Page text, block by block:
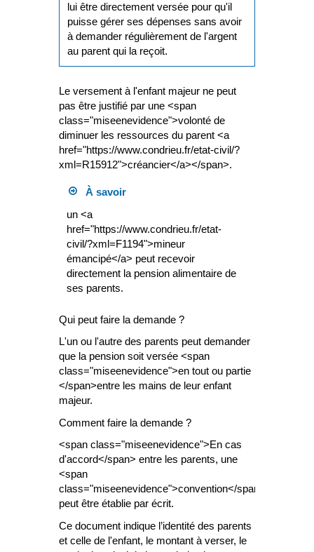
lui être directement versée pour qu'il
puisse gérer ses dépenses sans avoir
à demander régulièrement de l'argent
au parent qui la reçoit.
Le versement à l'enfant majeur ne peut
pas être justifié par une <span
class="miseenevidence">volonté de
diminuer les ressources du parent <a
href="https://www.condrieu.fr/etat-civil/?
xml=R15912">créancier</a></span>.
À savoir
un <a
href="https://www.condrieu.fr/etat-
civil/?xml=F1194">mineur
émancipé</a> peut recevoir
directement la pension alimentaire de
ses parents.
Qui peut faire la demande ?
L'un ou l'autre des parents peut demander
que la pension soit versée <span
class="miseenevidence">en tout ou partie
</span>entre les mains de leur enfant
majeur.
Comment faire la demande ?
<span class="miseenevidence">En cas
d'accord</span> entre les parents, une
<span
class="miseenevidence">convention</span>
peut être établie par écrit.
Ce document indique l’identité des parents
et celle de l'enfant, le montant à verser, le